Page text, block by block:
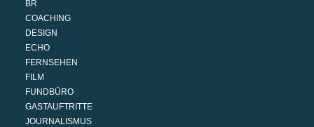
BR
COACHING
DESIGN
ECHO
FERNSEHEN
FILM
FUNDBÜRO
GASTAUFTRITTE
JOURNALISMUS